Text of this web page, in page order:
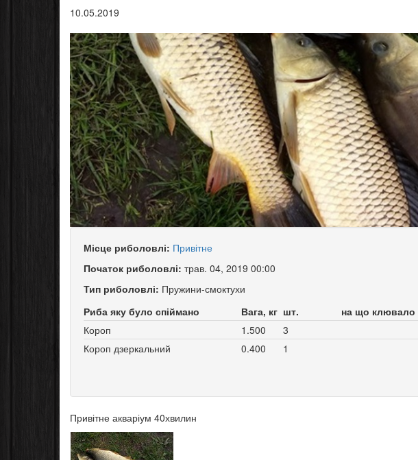
10.05.2019
Місце риболовлі: Привітне
Початок риболовлі: трав. 04, 2019 00:00
Тип риболовлі: Пружини-смоктухи
Риба яку було спіймано
Вага, кг шт.
на що клювало
Короп
1.500
3
Короп дзеркальний
0.400 1
Привітне акваріум 40хвилин